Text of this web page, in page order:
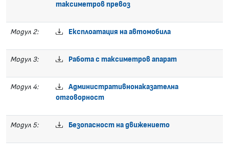
таксиметров превоз
Модул 2: Експлоатация на автомобила
Модул 3: Работа с таксиметров апарат
Модул 4:
Административнонаказателна
отговорност
Модул 5: Безопасност на движението